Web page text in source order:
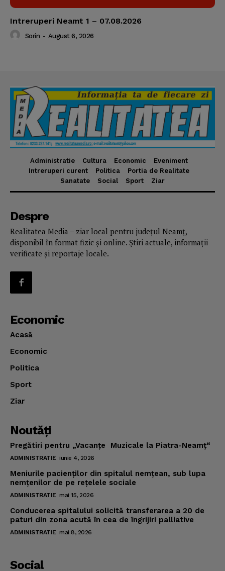
Intreruperi Neamt 1 – 07.08.2026
Sorin - August 6, 2026
Administratie Cultura Economic
Eveniment
Intreruperi curent
Politica
Portia de Realitate
Sanatate
Social Sport Ziar
Despre
Realitatea Media – ziar local pentru județul Neamț,
disponibil în format fizic și online. Știri actuale, informații
verificate și reportaje locale.
Economic
Acasă
Economic
Politica
Sport
Ziar
Noutăţi
Pregătiri pentru „Vacanţe Muzicale la Piatra-Neamţ“
ADMINISTRATIE iunie 4, 2026
Meniurile pacienţilor din spitalul nemţean, sub lupa
nemţenilor de pe reţelele sociale
ADMINISTRATIE mai 15, 2026
Conducerea spitalului solicită transferarea a 20 de
paturi din zona acută în cea de îngrijiri palliative
ADMINISTRATIE mai 8, 2026
Social